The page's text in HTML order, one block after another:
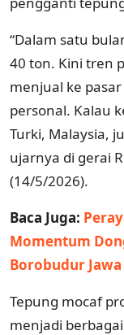
“Dalam satu
40 ton. Kini tren
menjual ke
personal. Kalau
Turki, Malaysia,
ujarnya di gerai
(14/5/2026).
Baca Juga:
Momentum
Borobudur Jawa
Tepung mocaf
menjadi